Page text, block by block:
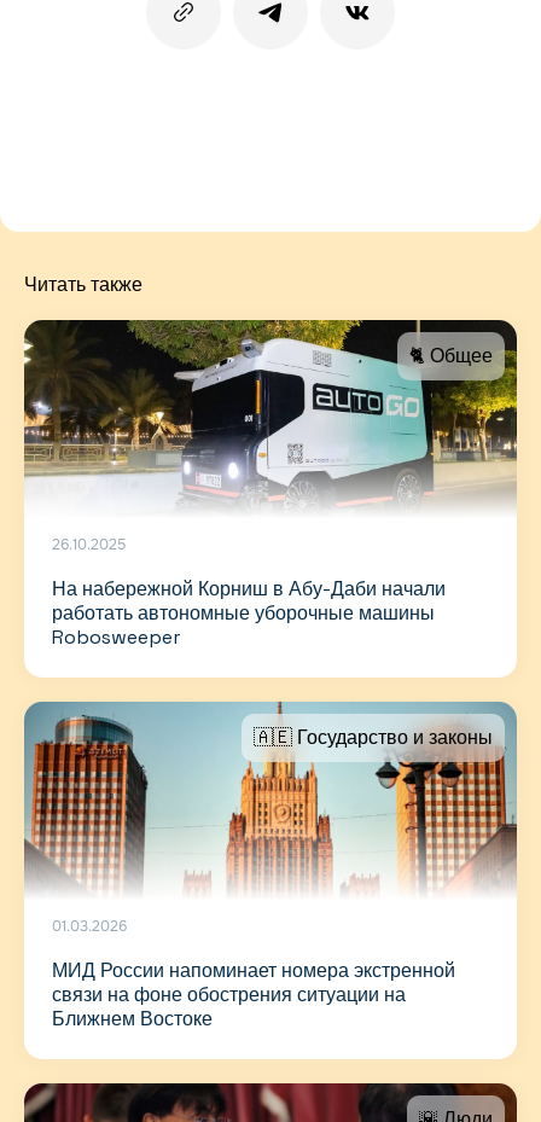
Читать также
🐈 Общее
26.10.2025
На набережной Корниш в Абу-Даби начали
работать автономные уборочные машины
Robosweeper
🇦🇪 Государство и законы
01.03.2026
МИД России напоминает номера экстренной
связи на фоне обострения ситуации на
Ближнем Востоке